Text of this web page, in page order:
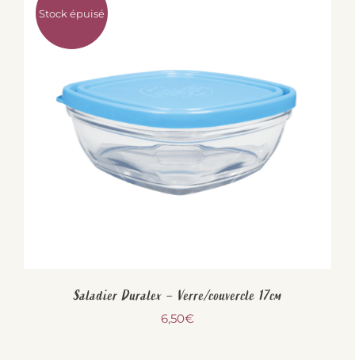
Stock épuisé
Saladier Duralex – Verre/couvercle 17cm
6,50€